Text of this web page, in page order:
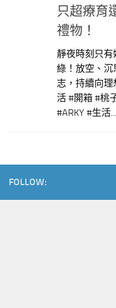
只超療育
禮物！
靜夜時刻只有
綠！放空、沉
志，持續向理
活 #開箱 #桃
#ARKY #生活...
FOLLOW: